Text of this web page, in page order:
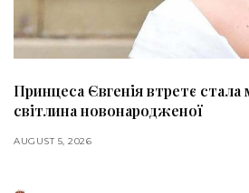
Принцеса Євгенія втретє
світлина новонародженої
AUGUST 5, 2026